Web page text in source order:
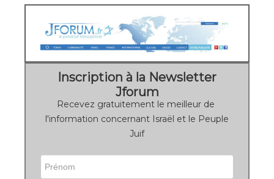
Inscription à la Newsletter
Jforum
Recevez gratuitement le meilleur de
l'information concernant Israël et le Peuple
Juif